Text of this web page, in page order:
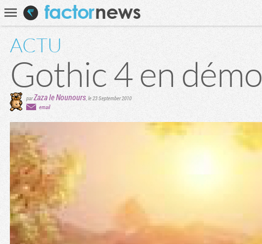
Recherche
ACTU
Gothic 4 en démo
parZaza le Nounours,le 23 September 2010
email